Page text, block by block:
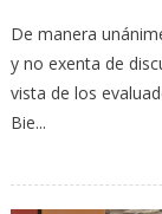
De manera
y no exenta de
vista de los
Bie...